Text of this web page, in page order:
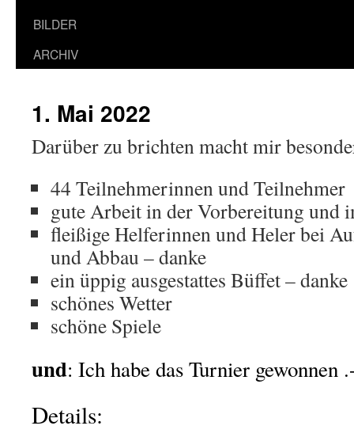
BILDER
ARCHIV
1. Mai 2022
Darüber zu brichten macht mir
44 Teilnehmerinnen und Teilnehmer
gute Arbeit in der Vorbereitung und
fleißige Helferinnen und Heler bei
und Abbau – danke
ein üppig ausgestattes Büffet – danke
schönes Wetter
schöne Spiele
und: Ich habe das Turnier gewonnen
Details: